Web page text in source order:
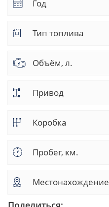
Год
Тип топлива
Объём, л.
Привод
Коробка
Пробег, км.
Местонахождение